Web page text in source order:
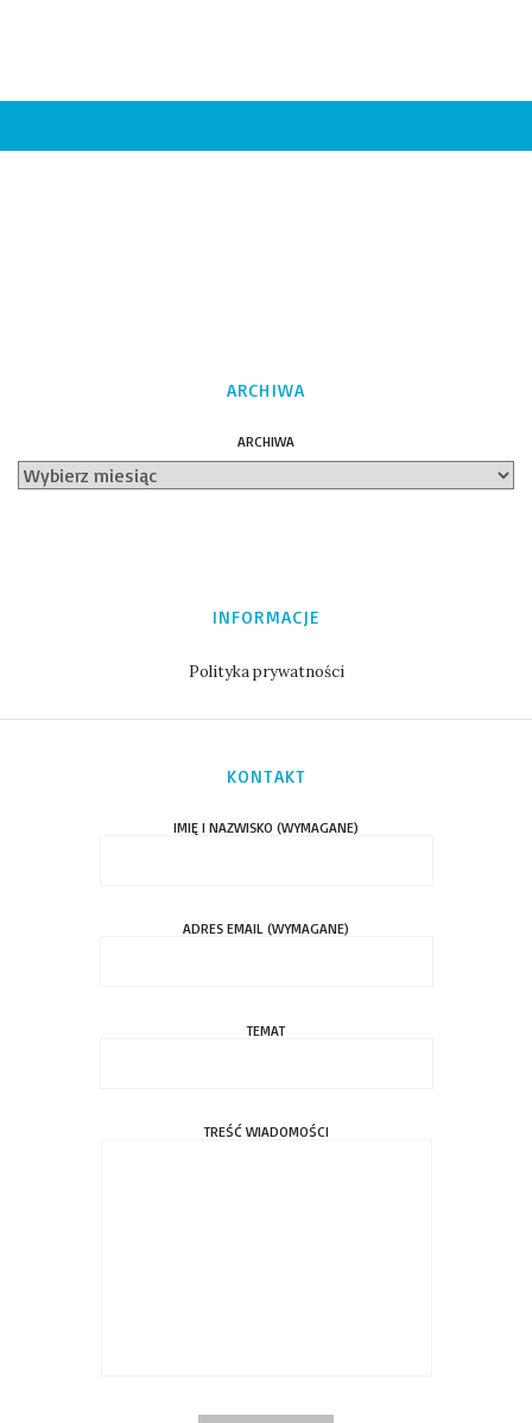
ARCHIWA
ARCHIWA
INFORMACJE
Polityka prywatności
KONTAKT
IMIĘ I NAZWISKO (WYMAGANE)
ADRES EMAIL (WYMAGANE)
TEMAT
TREŚĆ WIADOMOŚCI